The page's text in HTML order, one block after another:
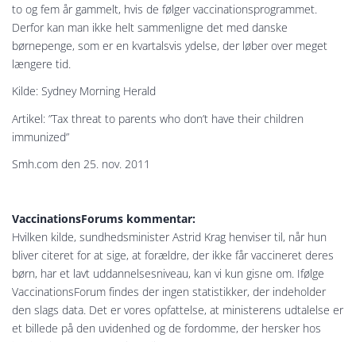
to og fem år gammelt, hvis de følger vaccinationsprogrammet.
Derfor kan man ikke helt sammenligne det med danske
børnepenge, som er en kvartalsvis ydelse, der løber over meget
længere tid.
Kilde: Sydney Morning Herald
Artikel: ”Tax threat to parents who don’t have their children
immunized”
Smh.com den 25. nov. 2011
VaccinationsForums kommentar:
Hvilken kilde, sundhedsminister Astrid Krag henviser til, når hun
bliver citeret for at sige, at forældre, der ikke får vaccineret deres
børn, har et lavt uddannelsesniveau, kan vi kun gisne om. Ifølge
VaccinationsForum findes der ingen statistikker, der indeholder
den slags data. Det er vores opfattelse, at ministerens udtalelse er
et billede på den uvidenhed og de fordomme, der hersker hos